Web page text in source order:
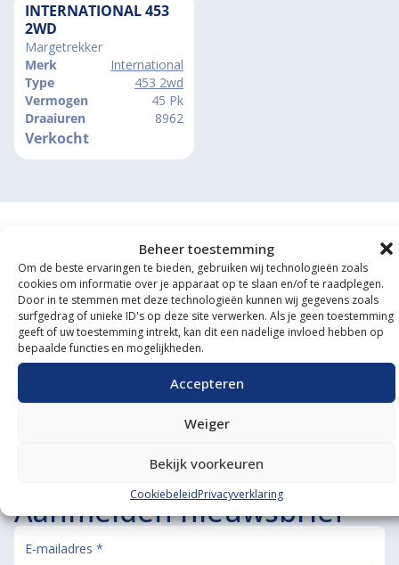
Beheer toestemming
Om de beste ervaringen te bieden, gebruiken wij technologieën zoals
cookies om informatie over je apparaat op te slaan en/of te raadplegen.
Door in te stemmen met deze technologieën kunnen wij gegevens zoals
surfgedrag of unieke ID's op deze site verwerken. Als je geen toestemming
geeft of uw toestemming intrekt, kan dit een nadelige invloed hebben op
bepaalde functies en mogelijkheden.
Accepteren
Weiger
Bekijk voorkeuren
CookiebeleidPrivacyverklaring
INTERNATIONAL 453
2WD
Margetrekker
Merk
International
Type
453 2wd
Vermogen
45 Pk
Draaiuren
8962
Verkocht
Onze showroom
bezoeken?
De koffie staat klaar!
BEL ONS MAIL ONS
Aanmelden nieuwsbrief